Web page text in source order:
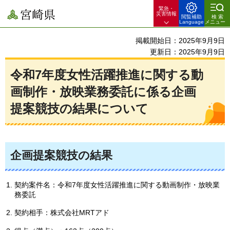
宮崎県
緊急・
災害情報
閲覧補助
Language
検索
メニュー
掲載開始日：2025年9月9日
更新日：2025年9月9日
令和7年度女性活躍推進に関する動
画制作・放映業務委託に係る企画
提案競技の結果について
企画提案競技の結果
契約案件名：令和7年度女性活躍推進に関する動画制作・放映業
務委託
契約相手：株式会社MRTアド